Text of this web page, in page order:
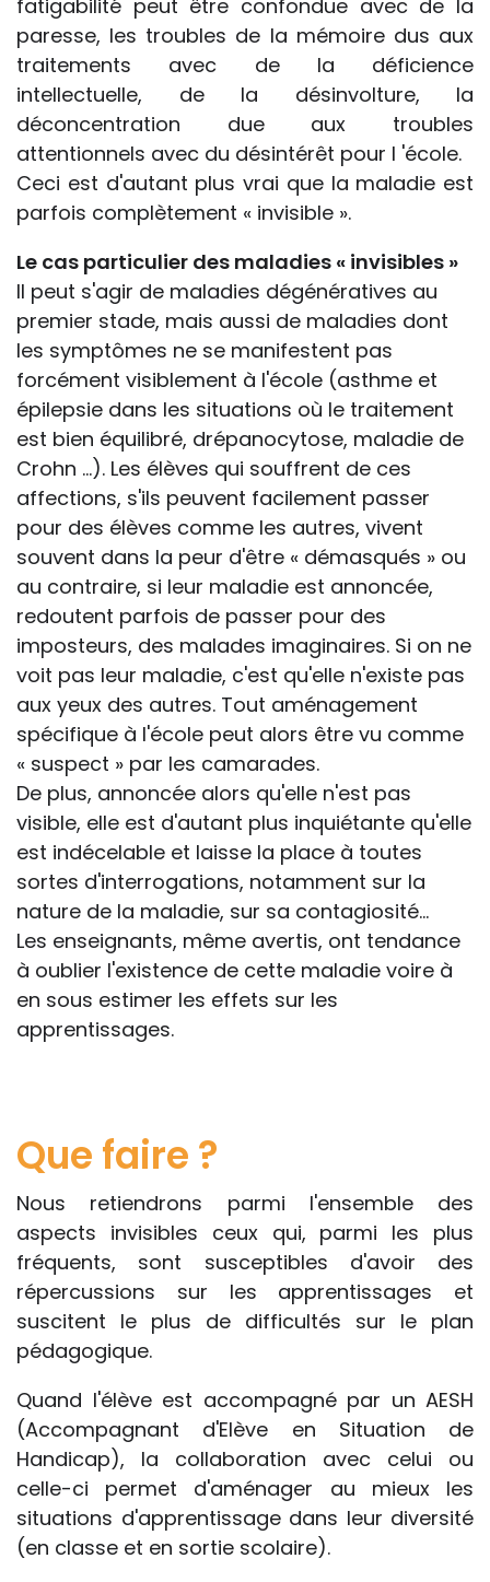
fatigabilité peut être confondue avec de la
paresse, les troubles de la mémoire dus aux
traitements avec de la déficience
intellectuelle, de la désinvolture, la
déconcentration due aux troubles
attentionnels avec du désintérêt pour l 'école.
Ceci est d'autant plus vrai que la maladie est
parfois complètement « invisible ».
Le cas particulier des maladies « invisibles »
Il peut s'agir de maladies dégénératives au
premier stade, mais aussi de maladies dont
les symptômes ne se manifestent pas
forcément visiblement à l'école (asthme et
épilepsie dans les situations où le traitement
est bien équilibré, drépanocytose, maladie de
Crohn ...). Les élèves qui souffrent de ces
affections, s'ils peuvent facilement passer
pour des élèves comme les autres, vivent
souvent dans la peur d'être « démasqués » ou
au contraire, si leur maladie est annoncée,
redoutent parfois de passer pour des
imposteurs, des malades imaginaires. Si on ne
voit pas leur maladie, c'est qu'elle n'existe pas
aux yeux des autres. Tout aménagement
spécifique à l'école peut alors être vu comme
« suspect » par les camarades.
De plus, annoncée alors qu'elle n'est pas
visible, elle est d'autant plus inquiétante qu'elle
est indécelable et laisse la place à toutes
sortes d'interrogations, notamment sur la
nature de la maladie, sur sa contagiosité...
Les enseignants, même avertis, ont tendance
à oublier l'existence de cette maladie voire à
en sous estimer les effets sur les
apprentissages.
Que faire ?
Nous retiendrons parmi l'ensemble des
aspects invisibles ceux qui, parmi les plus
fréquents, sont susceptibles d'avoir des
répercussions sur les apprentissages et
suscitent le plus de difficultés sur le plan
pédagogique.
Quand l'élève est accompagné par un AESH
(Accompagnant d'Elève en Situation de
Handicap), la collaboration avec celui ou
celle-ci permet d'aménager au mieux les
situations d'apprentissage dans leur diversité
(en classe et en sortie scolaire).